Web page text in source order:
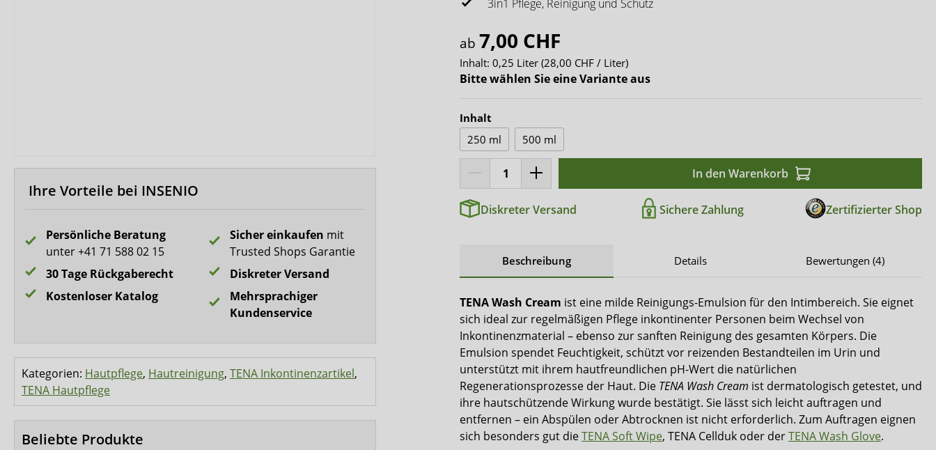
DryNites
Ihre Vorteile bei INSENIO
Persönliche Beratung
unter +41 71 588 02 15
30 Tage Rückgaberecht
Kostenloser Katalog
Sicher einkaufen mit
Trusted Shops Garantie
Diskreter Versand
Mehrsprachiger
Kundenservice
Kategorien: Hautpflege, Hautreinigung, TENA Inkontinenzartikel,
TENA Hautpflege
Beliebte Produkte
3in1 Pflege, Reinigung und Schutz
ab 7,00 CHF
Inhalt: 0,25 Liter (28,00 CHF / Liter)
Bitte wählen Sie eine Variante aus
Inhalt
250 ml
500 ml
In den Warenkorb
Diskreter Versand Sichere Zahlung Zertifizierter Shop
Beschreibung Details Bewertungen (4)
TENA Wash Cream ist eine milde Reinigungs-Emulsion für den Intimbereich. Sie eignet
sich ideal zur regelmäßigen Pflege inkontinenter Personen beim Wechsel von
Inkontinenzmaterial – ebenso zur sanften Reinigung des gesamten Körpers. Die
Emulsion spendet Feuchtigkeit, schützt vor reizenden Bestandteilen im Urin und
unterstützt mit ihrem hautfreundlichen pH-Wert die natürlichen
Regenerationsprozesse der Haut. Die TENA Wash Cream ist dermatologisch getestet, und
ihre hautschützende Wirkung wurde bestätigt. Sie lässt sich leicht auftragen und
entfernen – ein Abspülen oder Abtrocknen ist nicht erforderlich. Zum Auftragen eignen
sich besonders gut dieTENA Soft Wipe, TENA Cellduk oder derTENA Wash Glove.